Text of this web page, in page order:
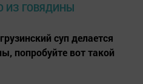
суп делается
попробуйте вот такой